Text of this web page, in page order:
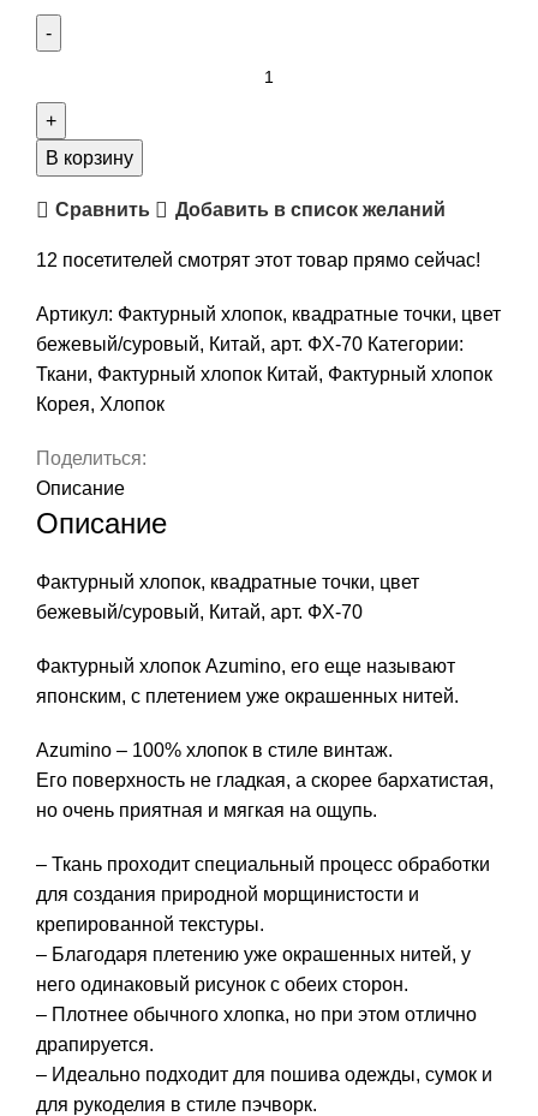
Фактурный
хлопок,
точки,
суровый,
Китай,
арт.
ФХ-70
В корзину
Сравнить Добавить в список желаний
12 посетителей смотрят этот товар прямо сейчас!
Артикул: Фактурный хлопок, квадратные точки, цвет
бежевый/суровый, Китай, арт. ФХ-70 Категории:
Ткани, Фактурный хлопок Китай, Фактурный хлопок
Корея, Хлопок
Поделиться:
Описание
Описание
Фактурный хлопок, квадратные точки, цвет
бежевый/суровый, Китай, арт. ФХ-70
Фактурный хлопок Azumino, его еще называют
японским, с плетением уже окрашенных нитей.
Azumino – 100% хлопок в стиле винтаж.
Его поверхность не гладкая, а скорее бархатистая,
но очень приятная и мягкая на ощупь.
– Ткань проходит специальный процесс обработки
для создания природной морщинистости и
крепированной текстуры.
– Благодаря плетению уже окрашенных нитей, у
него одинаковый рисунок с обеих сторон.
– Плотнее обычного хлопка, но при этом отлично
драпируется.
– Идеально подходит для пошива одежды, сумок и
для рукоделия в стиле пэчворк.